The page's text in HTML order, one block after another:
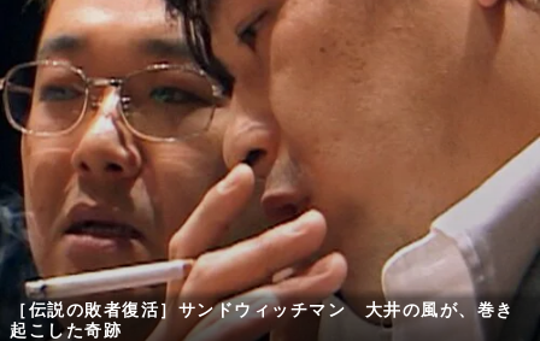
［伝説の敗者復活］サンドウィッチマン 大井の風が、巻き
起こした奇跡